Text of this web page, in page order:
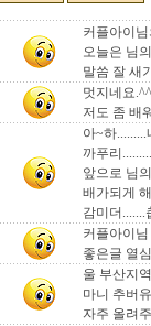
커플아이
오늘은 님
말씀 잘 새
멋지네요
저도 좀 배
아~하
까푸리
앞으로 님
배가되게
감미더
커플아이
좋은글 열
울 부산지
마니 추버
자주 올려